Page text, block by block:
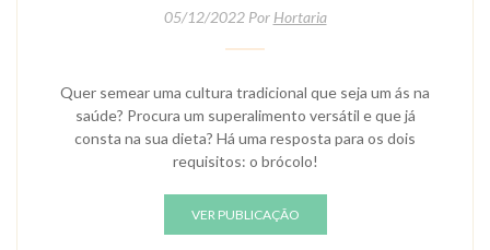
05/12/2022 Por Hortaria
Quer semear uma cultura tradicional que seja um ás na
saúde? Procura um superalimento versátil e que já
consta na sua dieta? Há uma resposta para os dois
requisitos: o brócolo!
VER PUBLICAÇÃO